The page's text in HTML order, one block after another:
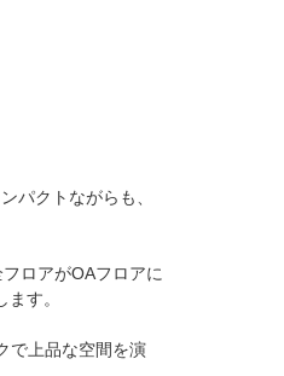
パクトながらも、
ロアがOAフロアに
す。
で上品な空間を演